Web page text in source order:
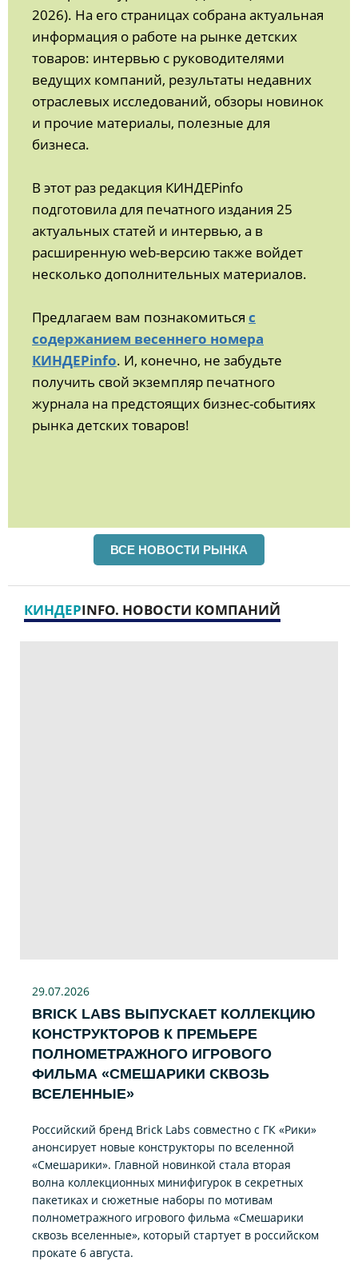
2026). На его страницах собрана актуальная
информация о работе на рынке детских
товаров: интервью с руководителями
ведущих компаний, результаты недавних
отраслевых исследований, обзоры новинок
и прочие материалы, полезные для
бизнеса.
В этот раз редакция КИНДЕРinfo
подготовила для печатного издания 25
актуальных статей и интервью, а в
расширенную web-версию также войдет
несколько дополнительных материалов.
Предлагаем вам познакомиться с
содержанием весеннего номера
КИНДЕРinfo. И, конечно, не забудьте
получить свой экземпляр печатного
журнала на предстоящих бизнес-событиях
рынка детских товаров!
ВСЕ НОВОСТИ РЫНКА
КИНДЕРINFO. НОВОСТИ КОМПАНИЙ
29.07.2026
BRICK LABS ВЫПУСКАЕТ КОЛЛЕКЦИЮ
КОНСТРУКТОРОВ К ПРЕМЬЕРЕ
ПОЛНОМЕТРАЖНОГО ИГРОВОГО
ФИЛЬМА «CМЕШАРИКИ СКВОЗЬ
ВСЕЛЕННЫЕ»
Российский бренд Brick Labs совместно с ГК «Рики»
анонсирует новые конструкторы по вселенной
«Смешарики». Главной новинкой стала вторая
волна коллекционных минифигурок в секретных
пакетиках и сюжетные наборы по мотивам
полнометражного игрового фильма «Смешарики
сквозь вселенные», который стартует в российском
прокате 6 августа.